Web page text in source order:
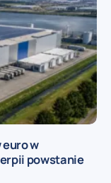
w
powstanie